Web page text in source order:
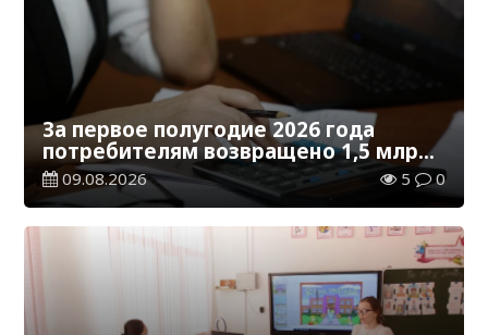
За первое полугодие 2026 года
потребителям возвращено 1,5 млрд
тенге
09.08.2026 5 0